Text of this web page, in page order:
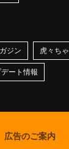
ジン 虎々ち
ート情報
広告のご案内